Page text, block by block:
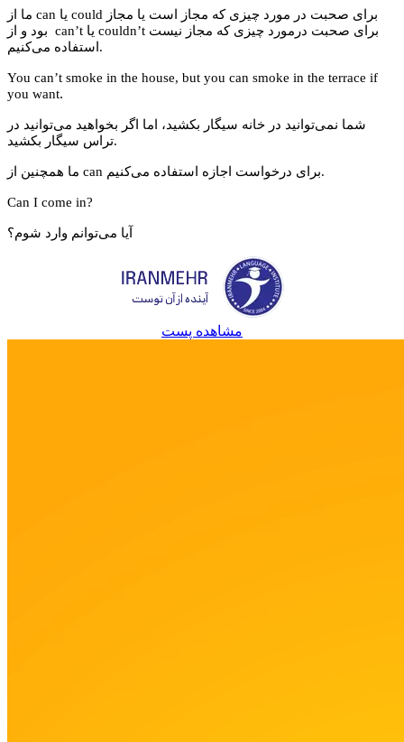
ما از can یا could برای صحبت در مورد چیزی که مجاز است یا مجاز
بود و از can’t یا couldn’t برای صحبت درمورد چیزی که مجاز نیست
استفاده می‌کنیم.
You can’t smoke in the house, but you can smoke in the terrace if
you want.
شما نمی‌توانید در خانه سیگار بکشید، اما اگر بخواهید می‌توانید در
تراس سیگار بکشید.
ما همچنین از can برای درخواست اجازه استفاده می‌کنیم.
Can I come in?
آیا می‌توانم وارد شوم؟
مشاهده پست